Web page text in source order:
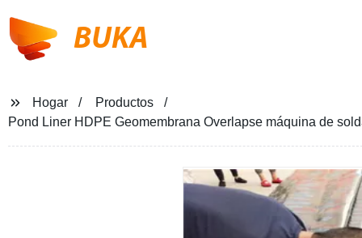
BUKA
Hogar
Productos
Pond Liner HDPE Geomembrana Overlapse máquina de